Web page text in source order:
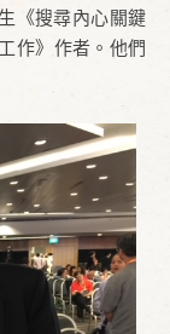
《搜尋內心關鍵
作》作者。他們